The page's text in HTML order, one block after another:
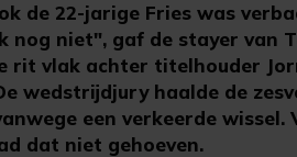
de 22-jarige Fries was
niet", gaf de stayer van
rit vlak achter titelhouder
wedstrijdjury haalde de
een verkeerde wissel.
dat niet gehoeven.